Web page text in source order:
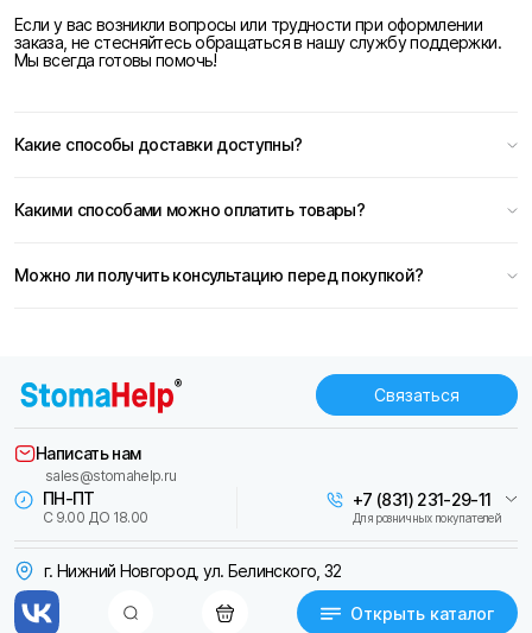
Если у вас возникли вопросы или трудности при оформлении
заказа, не стесняйтесь обращаться в нашу службу поддержки.
Мы всегда готовы помочь!
Какие способы доставки доступны?
Какими способами можно оплатить товары?
Можно ли получить консультацию перед покупкой?
Связаться
г. Нижний Новгород, ул. Белинского, 32
Открыть каталог
ПН-ПТ
С 9.00 ДО 18.00
+7 (831) 231-29-11
Для розничных покупателей
Написать нам
sales@stomahelp.ru